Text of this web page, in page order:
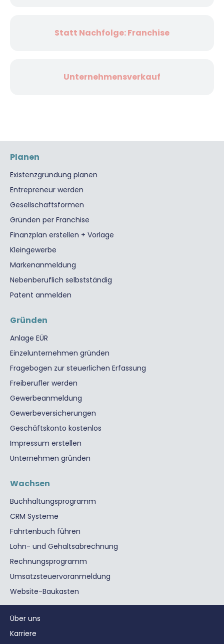
Statt Nachfolge: Franchise
Unternehmensverkauf
Planen
Existenzgründung planen
Entrepreneur werden
Gesellschaftsformen
Gründen per Franchise
Finanzplan erstellen + Vorlage
Kleingewerbe
Markenanmeldung
Nebenberuflich selbstständig
Patent anmelden
Gründen
Anlage EÜR
Einzelunternehmen gründen
Fragebogen zur steuerlichen Erfassung
Freiberufler werden
Gewerbeanmeldung
Gewerbeversicherungen
Geschäftskonto kostenlos
Impressum erstellen
Unternehmen gründen
Wachsen
Buchhaltungsprogramm
CRM Systeme
Fahrtenbuch führen
Lohn- und Gehaltsabrechnung
Rechnungsprogramm
Umsatzsteuervoranmeldung
Website-Baukasten
Über uns
Karriere